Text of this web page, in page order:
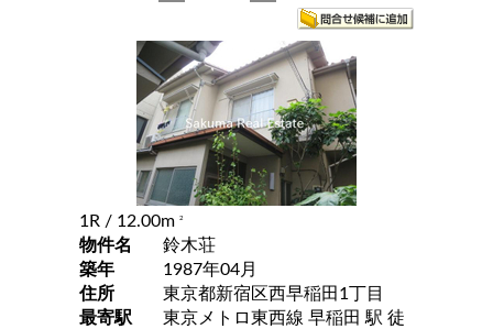
1R / 12.00m 2
物件名
鈴木荘
築年
1987年04月
住所
東京都新宿区西早稲田1丁目
最寄駅
東京メトロ東西線 早稲田 駅 徒